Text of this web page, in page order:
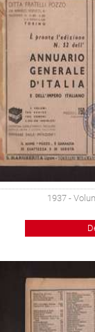
1937 -